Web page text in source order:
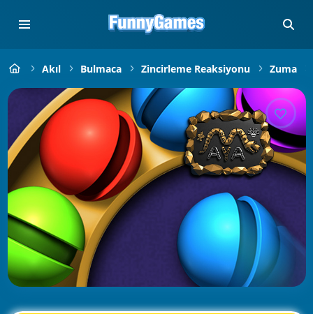
Akıl Bulmaca Zincirleme Reaksiyonu Zuma